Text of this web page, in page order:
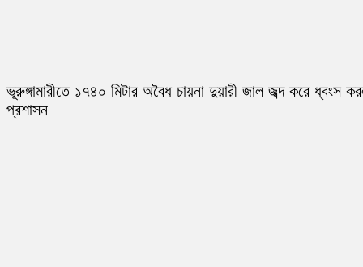
ভূরুঙ্গামারীতে ১৭৪০ মিটার অবৈধ চায়না দুয়ারী জাল জব্দ করে ধ্বংস
প্রশাসন